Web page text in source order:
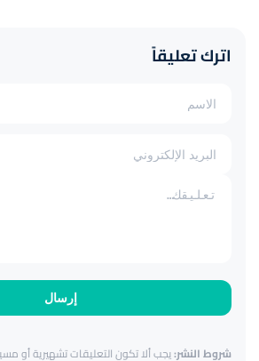
اترك تعليقاً
إرسال
شروط النشر:يجب ألا تكون التعليقات تشهيرية أو